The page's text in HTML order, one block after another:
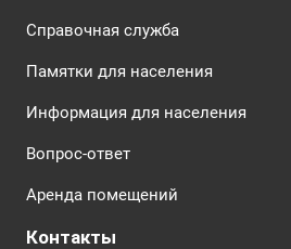
Справочная служба
Памятки для населения
Информация для населения
Вопрос-ответ
Аренда помещений
Контакты